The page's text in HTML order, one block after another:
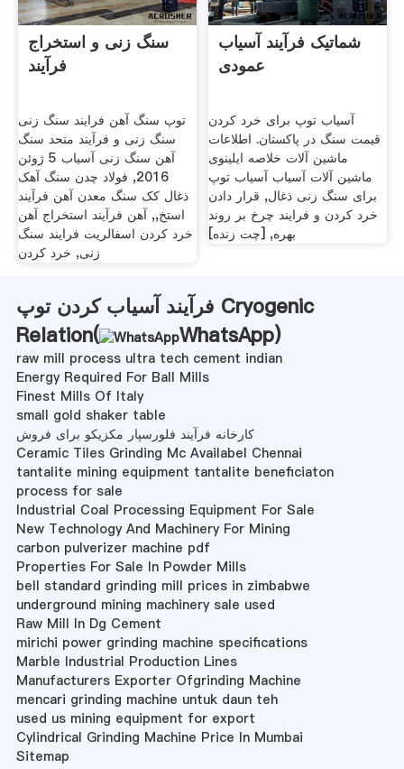
سنگ زنی و استخراج
فرآیند
توپ سنگ آهن فرایند سنگ زنی
سنگ زنی و فرآیند متحد سنگ
آهن سنگ زنی آسیاب 5 ژوئن
2016, فولاد چدن سنگ آهک
ذغال کک سنگ معدن آهن فرآیند
استخ,, آهن فرآیند استخراج آهن
خرد کردن اسفالریت فرایند سنگ
زنی, خرد کردن
شماتیک فرآیند آسیاب
عمودی
آسیاب توپ برای خرد کردن
قیمت سنگ در پاکستان. اطلاعات
ماشین آلات خلاصه ایلینوی
ماشین آلات آسیاب آسیاب توپ
برای سنگ زنی ذغال, قرار دادن
خرد کردن و فرایند چرخ بر روند
بهره, [چت زنده]
فرآیند آسیاب کردن توپ Cryogenic
Relation(
WhatsApp)
raw mill process ultra tech cement indian
Energy Required For Ball Mills
Finest Mills Of Italy
small gold shaker table
کارخانه فرآیند فلورسپار مکزیکو برای فروش
Ceramic Tiles Grinding Mc Availabel Chennai
tantalite mining equipment tantalite beneficiaton
process for sale
Industrial Coal Processing Equipment For Sale
New Technology And Machinery For Mining
carbon pulverizer machine pdf
Properties For Sale In Powder Mills
bell standard grinding mill prices in zimbabwe
underground mining machinery sale used
Raw Mill In Dg Cement
mirichi power grinding machine specifications
Marble Industrial Production Lines
Manufacturers Exporter Ofgrinding Machine
mencari grinding machine untuk daun teh
used us mining equipment for export
Cylindrical Grinding Machine Price In Mumbai
Sitemap